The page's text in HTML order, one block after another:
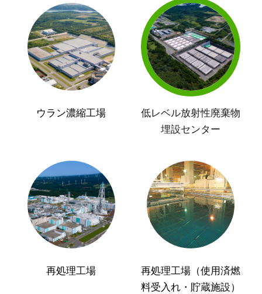
ウラン濃縮工場
低レベル放射性廃棄物
埋設センター
再処理工場
再処理工場（使用済燃
料受入れ・貯蔵施設）